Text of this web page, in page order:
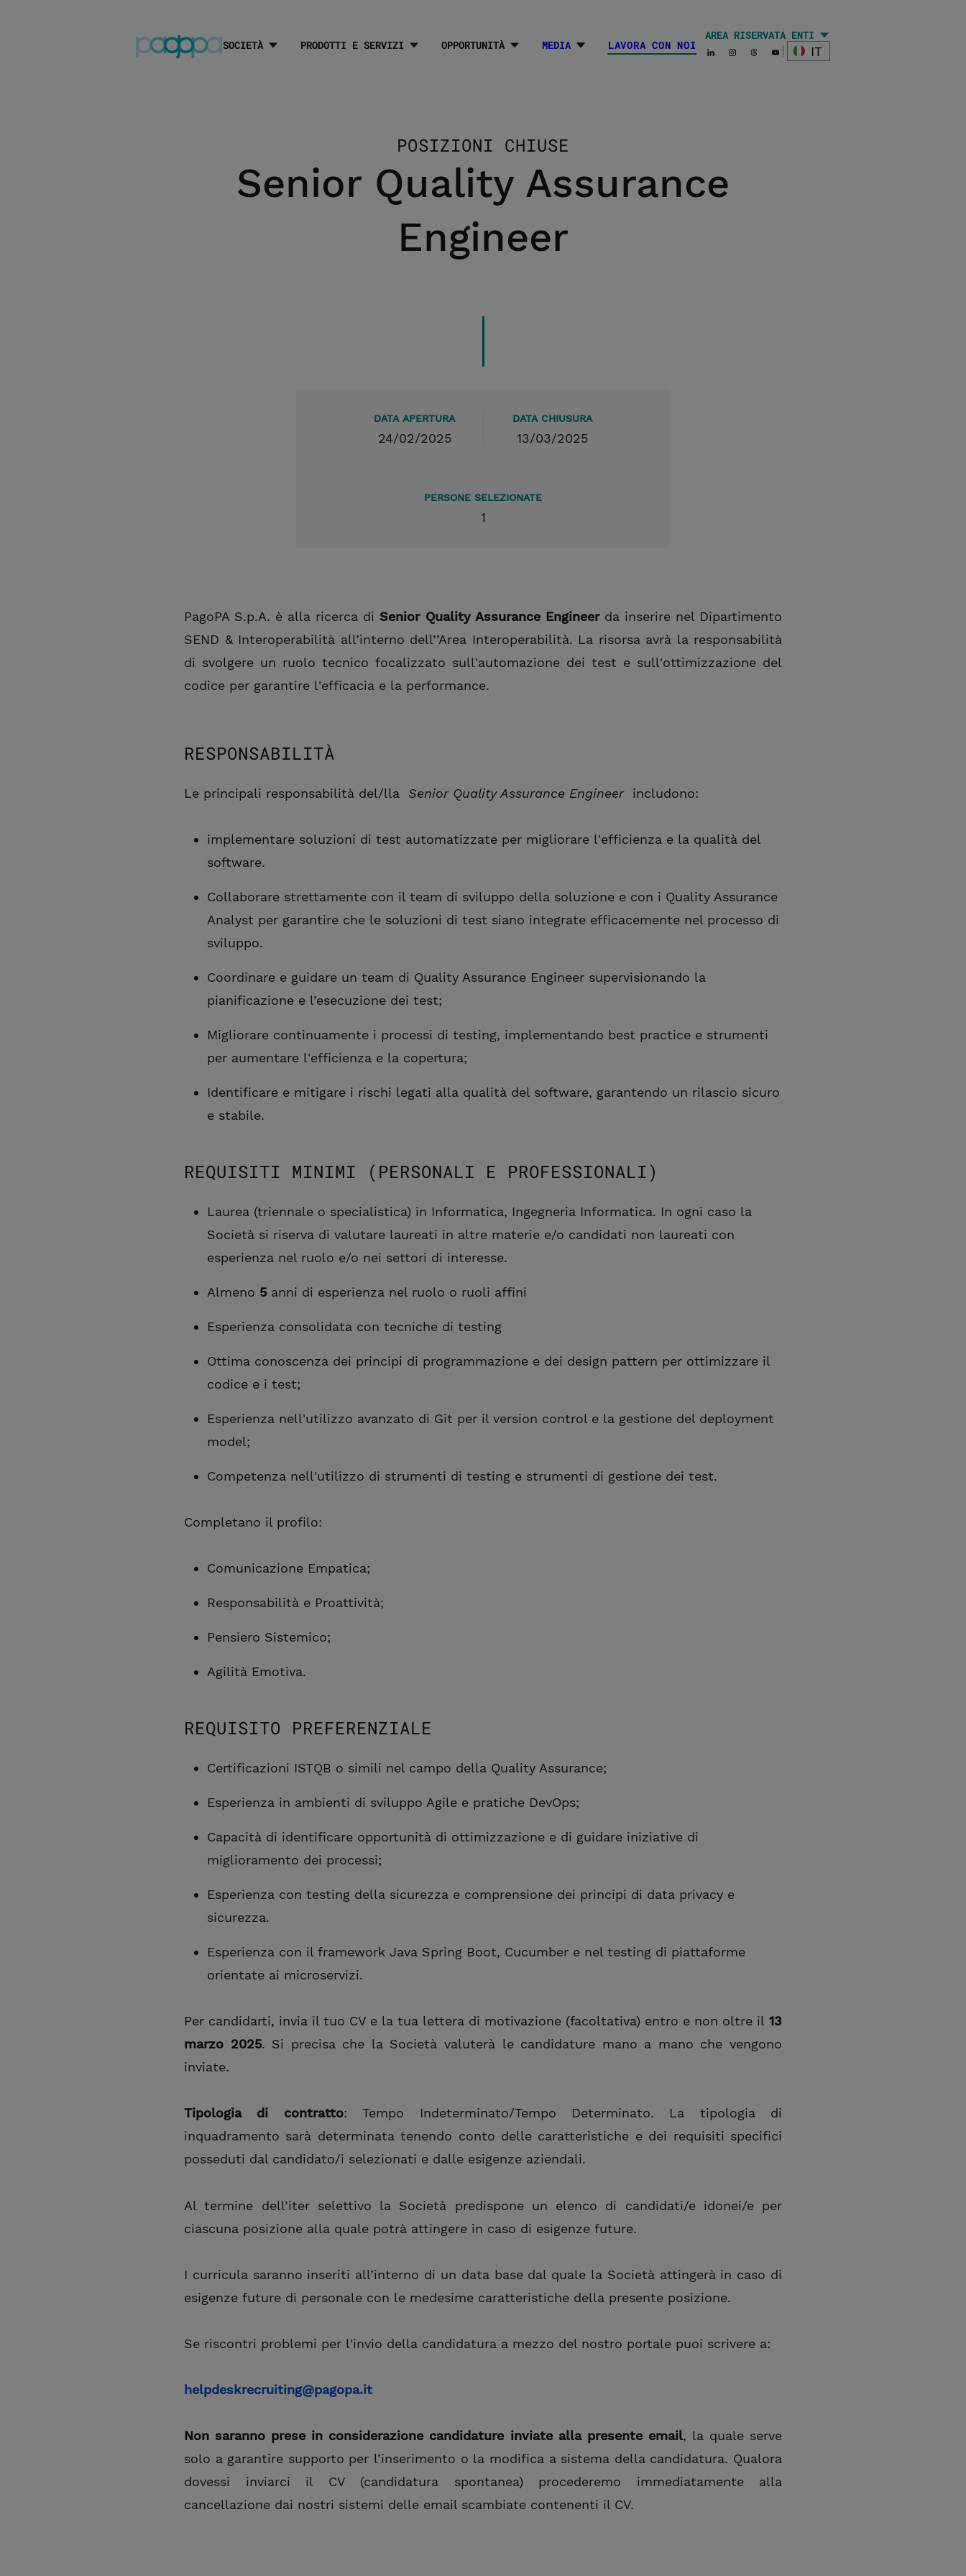
SOCIETÀ PRODOTTI E SERVIZI OPPORTUNITÀ MEDIA submenuLabel
LAVORA CON NOI
AREA RISERVATA ENTI
IT
POSIZIONI CHIUSE
Senior Quality Assurance
Engineer
DATA APERTURA
24/02/2025
DATA CHIUSURA
13/03/2025
PERSONE SELEZIONATE
1
PagoPA S.p.A. è alla ricerca diSenior Quality Assurance Engineer da inserire nel Dipartimento
SEND & Interoperabilità all’interno dell’’Area Interoperabilità. La risorsa avrà la responsabilità
di svolgere un ruolo tecnico focalizzato sull'automazione dei test e sull'ottimizzazione del
codice per garantire l'efficacia e la performance.
RESPONSABILITÀ
Le principali responsabilità del/lla Senior Quality Assurance Engineer includono:
implementare soluzioni di test automatizzate per migliorare l'efficienza e la qualità del
software.
Collaborare strettamente con il team di sviluppo della soluzione e con i Quality Assurance
Analyst per garantire che le soluzioni di test siano integrate efficacemente nel processo di
sviluppo.
Coordinare e guidare un team di Quality Assurance Engineer supervisionando la
pianificazione e l’esecuzione dei test;
Migliorare continuamente i processi di testing, implementando best practice e strumenti
per aumentare l'efficienza e la copertura;
Identificare e mitigare i rischi legati alla qualità del software, garantendo un rilascio sicuro
e stabile.
REQUISITI MINIMI (PERSONALI E PROFESSIONALI)
Laurea (triennale o specialistica) in Informatica, Ingegneria Informatica. In ogni caso la
Società si riserva di valutare laureati in altre materie e/o candidati non laureati con
esperienza nel ruolo e/o nei settori di interesse.
Almeno 5 anni di esperienza nel ruolo o ruoli affini
Esperienza consolidata con tecniche di testing
Ottima conoscenza dei principi di programmazione e dei design pattern per ottimizzare il
codice e i test;
Esperienza nell'utilizzo avanzato di Git per il version control e la gestione del deployment
model;
Competenza nell'utilizzo di strumenti di testing e strumenti di gestione dei test.
Completano il profilo:
Comunicazione Empatica;
Responsabilità e Proattività;
Pensiero Sistemico;
Agilità Emotiva.
REQUISITO PREFERENZIALE
Certificazioni ISTQB o simili nel campo della Quality Assurance;
Esperienza in ambienti di sviluppo Agile e pratiche DevOps;
Capacità di identificare opportunità di ottimizzazione e di guidare iniziative di
miglioramento dei processi;
Esperienza con testing della sicurezza e comprensione dei principi di data privacy e
sicurezza.
Esperienza con il framework Java Spring Boot, Cucumber e nel testing di piattaforme
orientate ai microservizi.
Per candidarti, invia il tuo CV e la tua lettera di motivazione (facoltativa) entro e non oltre il 13
marzo 2025. Si precisa che la Società valuterà le candidature mano a mano che vengono
inviate.
Tipologia di contratto: Tempo Indeterminato/Tempo Determinato. La tipologia di
inquadramento sarà determinata tenendo conto delle caratteristiche e dei requisiti specifici
posseduti dal candidato/i selezionati e dalle esigenze aziendali.
Al termine dell’iter selettivo la Società predispone un elenco di candidati/e idonei/e per
ciascuna posizione alla quale potrà attingere in caso di esigenze future.
I curricula saranno inseriti all’interno di un data base dal quale la Società attingerà in caso di
esigenze future di personale con le medesime caratteristiche della presente posizione.
Se riscontri problemi per l'invio della candidatura a mezzo del nostro portale puoi scrivere a:
helpdeskrecruiting@pagopa.it
Non saranno prese in considerazione candidature inviate alla presente email, la quale serve
solo a garantire supporto per l’inserimento o la modifica a sistema della candidatura. Qualora
dovessi inviarci il CV (candidatura spontanea) procederemo immediatamente alla
cancellazione dai nostri sistemi delle email scambiate contenenti il CV.